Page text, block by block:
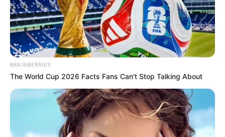
BRAINBERRIES
The World Cup 2026 Facts Fans Can't Stop Talking About